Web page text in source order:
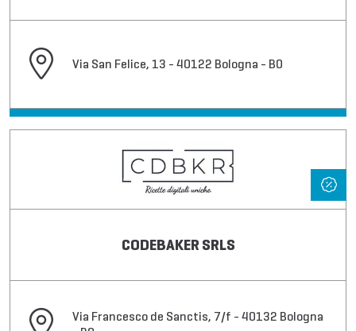
Via San Felice, 13 - 40122 Bologna - BO
CODEBAKER SRLS
Via Francesco de Sanctis, 7/f - 40132 Bologna